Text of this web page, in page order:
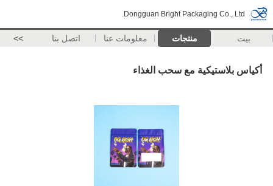
Dongguan Bright Packaging Co., Ltd.
بيت منتجات معلومات عنا اتصل بنا >>
أكياس بلاستيكية مع سحب الغذاء